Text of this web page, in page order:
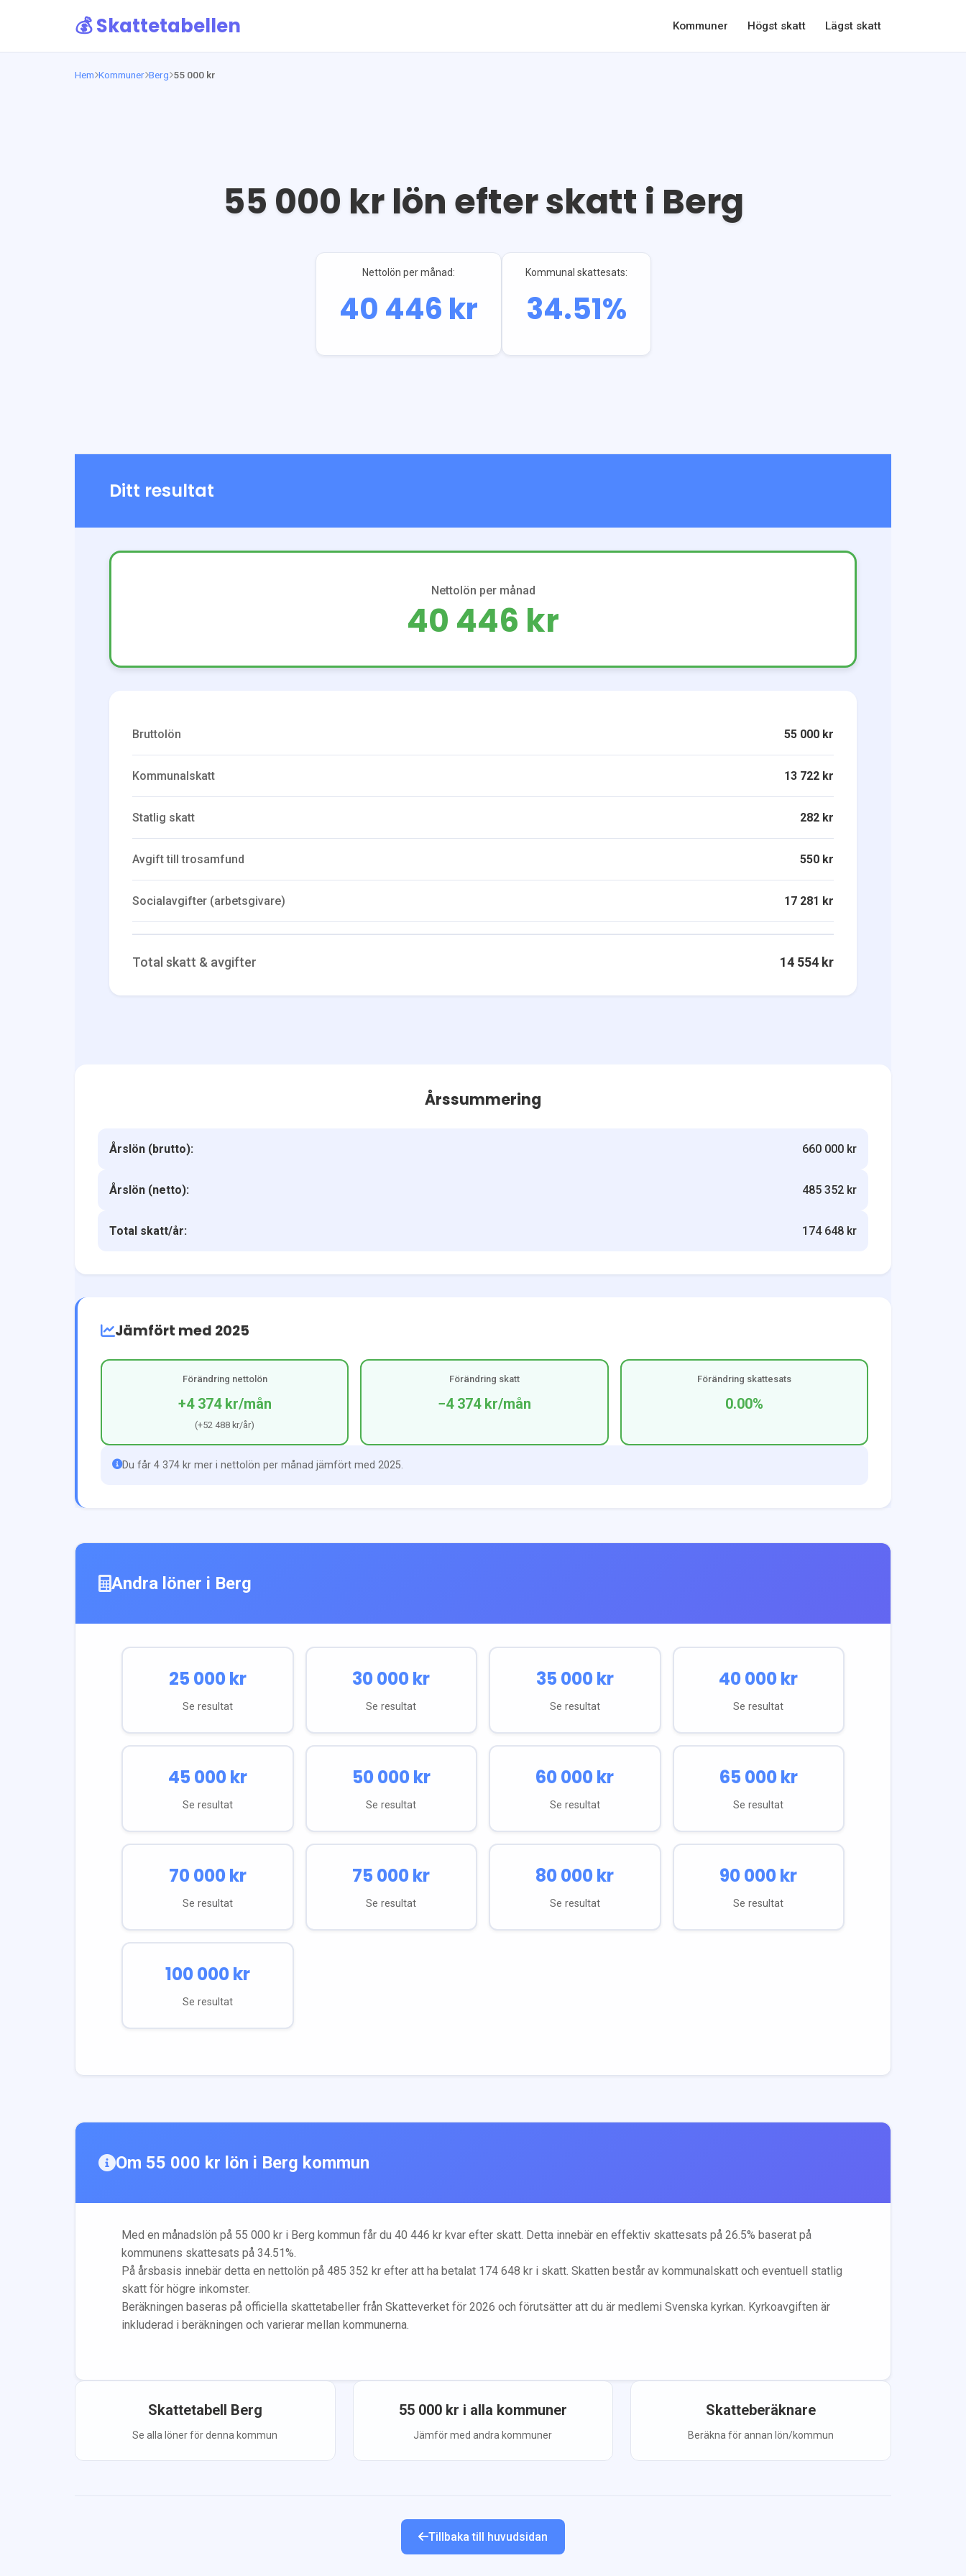
💰 Skattetabellen Kommuner Högst skatt Lägst skatt
Hem Kommuner Berg 55 000 kr
55 000 kr lön efter skatt i Berg
Nettolön per månad:
40 446 kr
Kommunal skattesats:
34.51%
Ditt resultat
Nettolön per månad
40 446 kr
Bruttolön 55 000 kr
Kommunalskatt 13 722 kr
Statlig skatt 282 kr
Avgift till trosamfund 550 kr
Socialavgifter (arbetsgivare) 17 281 kr
Total skatt & avgifter 14 554 kr
Årssummering
Årslön (brutto): 660 000 kr
Årslön (netto): 485 352 kr
Total skatt/år: 174 648 kr
Jämfört med 2025
Förändring nettolön
+4 374 kr/mån
(+52 488 kr/år)
Förändring skatt
−4 374 kr/mån
Förändring skattesats
0.00%
Du får 4 374 kr mer i nettolön per månad jämfört med 2025.
Andra löner i Berg
25 000kr
Se resultat
30 000kr
Se resultat
35 000kr
Se resultat
40 000kr
Se resultat
45 000kr
Se resultat
50 000kr
Se resultat
60 000kr
Se resultat
65 000kr
Se resultat
70 000kr
Se resultat
75 000kr
Se resultat
80 000kr
Se resultat
90 000kr
Se resultat
100 000kr
Se resultat
Om 55 000 kr lön i Berg kommun
Med en månadslön på 55 000 kr i Berg kommun får du 40 446 kr kvar efter skatt. Detta innebär en effektiv skattesats på 26.5% baserat på
kommunens skattesats på 34.51%.
På årsbasis innebär detta en nettolön på 485 352 kr efter att ha betalat 174 648 kr i skatt. Skatten består av kommunalskatt och eventuell statlig
skatt för högre inkomster.
Beräkningen baseras på officiella skattetabeller från Skatteverket för 2026 och förutsätter att du är medlemi Svenska kyrkan. Kyrkoavgiften är
inkluderad i beräkningen och varierar mellan kommunerna.
Skattetabell Berg
Se alla löner för denna kommun
55 000kr i alla kommuner
Jämför med andra kommuner
Skatteberäknare
Beräkna för annan lön/kommun
Tillbaka till huvudsidan